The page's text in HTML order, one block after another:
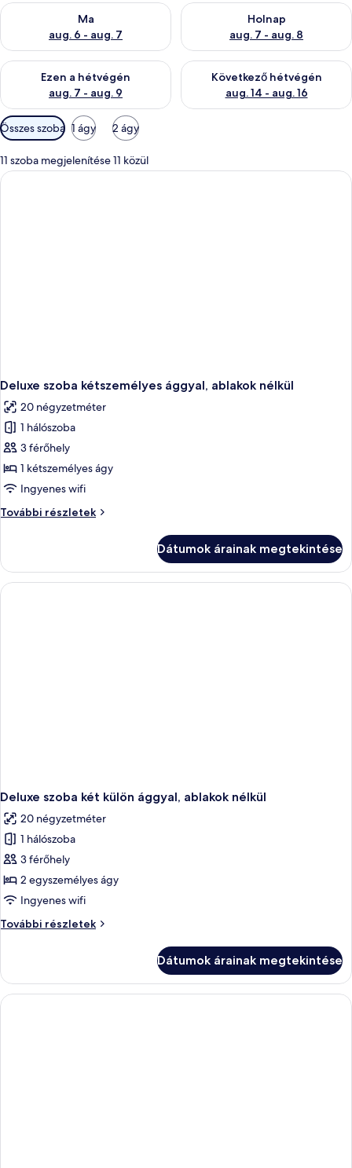
Ma
aug. 6 - aug. 7
A ma esti rendelkezésre állás ellenőrzése: aug. 6 - aug. 7
Holnap
aug. 7 - aug. 8
A holnapi rendelkezésre állás
Ezen a hétvégén
aug. 7 - aug. 9
A mostani hétvégi rendelkezésre állás ellenőrzése: aug. 7 -
Következő hétvégén
aug. 14 - aug. 16
A következő hétvégi
Szobákhoz
rendelkezésre
álló
szűrők
Összes szoba 1 ágy 2 ágy
11 szoba megjelenítése 11 közül
Deluxe szoba kétszemélyes ággyal, ablakok nélkül
20 négyzetméter
1 hálószoba
3 férőhely
1 kétszemélyes ágy
Ingyenes wifi
További részletek
Deluxe
ablakok
nélkül
további
Dátumok árainak megtekintése
Deluxe szoba két külön ággyal, ablakok nélkül
20 négyzetméter
1 hálószoba
3 férőhely
2 egyszemélyes ágy
Ingyenes wifi
További részletek
Deluxe
ággyal,
ablakok
nélkül
Dátumok árainak megtekintése